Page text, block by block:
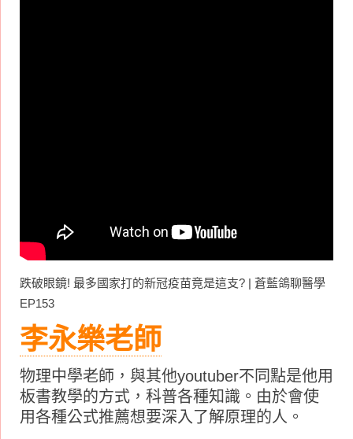
跌破眼鏡! 最多國家打的新冠疫苗竟是這支? | 蒼藍鴿聊醫學
EP153
李永樂老師
物理中學老師，與其他youtuber不同點是他用
板書教學的方式，科普各種知識。由於會使
用各種公式推薦想要深入了解原理的人。